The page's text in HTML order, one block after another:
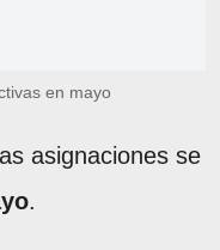
en mayo
asignaciones se
.